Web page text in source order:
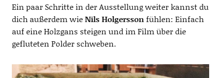
Ein paar Schritte in der Ausstellung weiter kannst du
dich außerdem wieNils Holgerssonfühlen: Einfach
auf eine Holzgans steigen und im Film über die
gefluteten Polder schweben.